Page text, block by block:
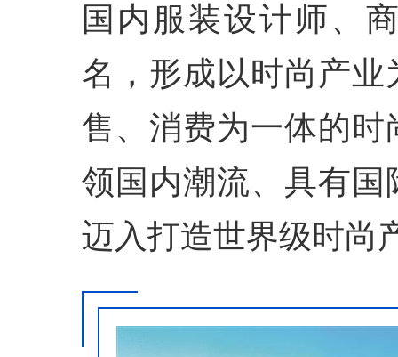
国内服装设计师、
名，形成以时尚产
售、消费为一体的
领国内潮流、具有
迈入打造世界级时尚